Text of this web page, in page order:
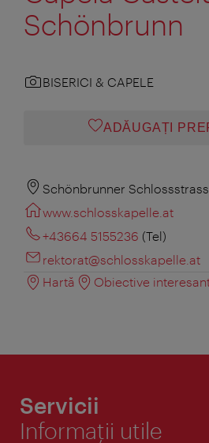
Schönbrunn
BISERICI & CAPELE
ADĂUGAȚI
Schönbrunner
www.schlosskapelle.at
+43664 5155236 (Tel)
rektorat@schlosskapelle.at
Hartă
Obiective
Servicii
Informaţii utile